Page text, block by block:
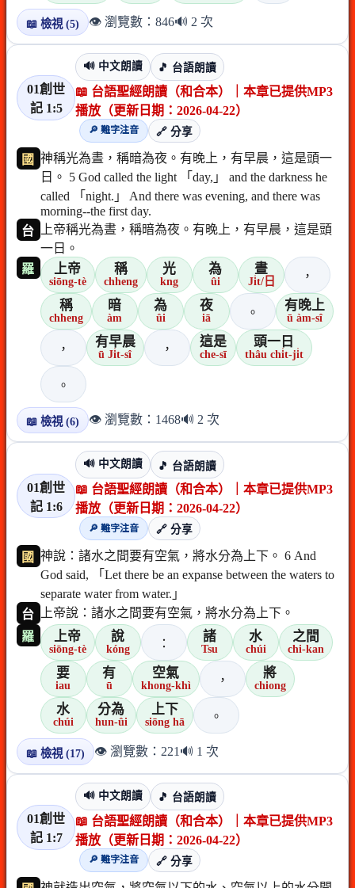
📖 檢視 (5) 👁️ 瀏覽數：846🔊 2 次
01創世
記 1:5
🔊 中文朗讀 🎵 台語朗讀
📖 台語聖經朗讀（和合本）｜本章已提供MP3
播放（更新日期：2026-04-22）
🔎 難字注音
🔗 分享
國 神稱光為晝，稱暗為夜。有晚上，有早晨，這是頭一
日。 5 God called the light 「day,」 and the darkness he
called 「night.」 And there was evening, and there was
morning--the first day.
台
上帝稱光為晝，稱暗為夜。有晚上，有早晨，這是頭
一日。
羅
上帝
siōng-tè
稱
chheng
光
kng
為
ûi
晝
Ji̍t/日 ，
稱
chheng
暗
àm
為
ûi
夜
iā 。 有晚上
ū àm-sî
， 有早晨
ū Ji̍t-sî ， 這是
che-sī
頭一日
thâu chi̍t-ji̍t
。
📖 檢視 (6) 👁️ 瀏覽數：1468🔊 2 次
01創世
記 1:6
🔊 中文朗讀 🎵 台語朗讀
📖 台語聖經朗讀（和合本）｜本章已提供MP3
播放（更新日期：2026-04-22）
🔎 難字注音
🔗 分享
國 神說：諸水之間要有空氣，將水分為上下。 6 And
God said, 「Let there be an expanse between the waters to
separate water from water.」
台 上帝說：諸水之間要有空氣，將水分為上下。
羅
上帝
siōng-tè
說
kóng ： 諸
Tsu
水
chúi
之間
chi-kan
要
iau
有
ū
空氣
khong-khì ， 將
chiong
水
chúi
分為
hun-ûi
上下
siōng hā 。
📖 檢視 (17) 👁️ 瀏覽數：221 🔊 1 次
01創世
記 1:7
🔊 中文朗讀 🎵 台語朗讀
📖 台語聖經朗讀（和合本）｜本章已提供MP3
播放（更新日期：2026-04-22）
🔎 難字注音
🔗 分享